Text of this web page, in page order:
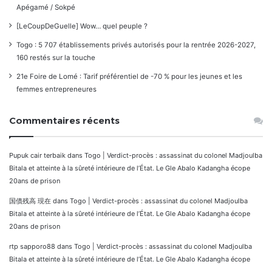
Apégamé / Sokpé
[LeCoupDeGuelle] Wow… quel peuple ?
Togo : 5 707 établissements privés autorisés pour la rentrée 2026-2027,
160 restés sur la touche
21e Foire de Lomé : Tarif préférentiel de -70 % pour les jeunes et les
femmes entrepreneures
Commentaires récents
Pupuk cair terbaik dans Togo | Verdict-procès : assassinat du colonel Madjoulba
Bitala et atteinte à la sûreté intérieure de l’État. Le Gle Abalo Kadangha écope
20ans de prison
国債残高 現在 dans Togo | Verdict-procès : assassinat du colonel Madjoulba
Bitala et atteinte à la sûreté intérieure de l’État. Le Gle Abalo Kadangha écope
20ans de prison
rtp sapporo88 dans Togo | Verdict-procès : assassinat du colonel Madjoulba
Bitala et atteinte à la sûreté intérieure de l’État. Le Gle Abalo Kadangha écope